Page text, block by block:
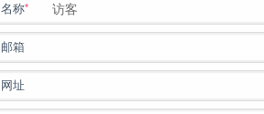
名称*
邮箱
网址